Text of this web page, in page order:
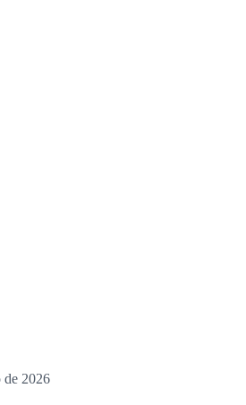
de 2026